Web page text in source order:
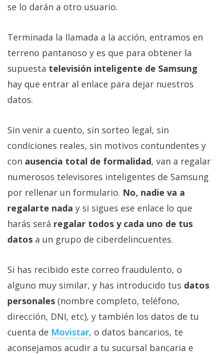
se lo darán a otro usuario.
Terminada la llamada a la acción, entramos en
terreno pantanoso y es que para obtener la
supuesta televisión inteligente de Samsung
hay que entrar al enlace para dejar nuestros
datos.
Sin venir a cuento, sin sorteo legal, sin
condiciones reales, sin motivos contundentes y
con ausencia total de formalidad, van a regalar
numerosos televisores inteligentes de Samsung
por rellenar un formulario. No, nadie va a
regalarte nada y si sigues ese enlace lo que
harás será regalar todos y cada uno de tus
datos a un grupo de ciberdelincuentes.
Si has recibido este correo fraudulento, o
alguno muy similar, y has introducido tus datos
personales (nombre completo, teléfono,
dirección, DNI, etc), y también los datos de tu
cuenta de Movistar, o datos bancarios, te
aconsejamos acudir a tu sucursal bancaria e